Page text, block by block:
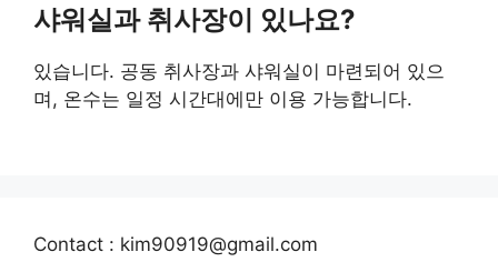
샤워실과 취사장이 있나요?
있습니다. 공동 취사장과 샤워실이 마련되어 있으
며, 온수는 일정 시간대에만 이용 가능합니다.
Contact : kim90919@gmail.com